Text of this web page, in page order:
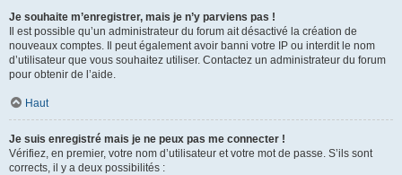
Je souhaite m’enregistrer, mais je n’y parviens pas !
Il est possible qu’un administrateur du forum ait désactivé la création de
nouveaux comptes. Il peut également avoir banni votre IP ou interdit le nom
d’utilisateur que vous souhaitez utiliser. Contactez un administrateur du forum
pour obtenir de l’aide.
Haut
Je suis enregistré mais je ne peux pas me connecter !
Vérifiez, en premier, votre nom d’utilisateur et votre mot de passe. S’ils sont
corrects, il y a deux possibilités :